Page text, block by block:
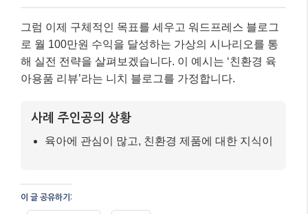
그럼 이제 구체적인 목표를 세우고 워드프레스 블로그
로 월 100만원 수익을 달성하는 가상의 시나리오를 통
해 실전 전략을 살펴보겠습니다. 이 예시는 ‘친환경 육
아용품 리뷰’라는 니치 블로그를 가정합니다.
사례 주인공의 상황
육아에 관심이 많고, 친환경 제품에 대한 지식이
이 글 공유하기: